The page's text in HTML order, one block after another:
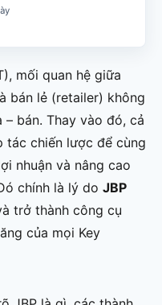
mối quan hệ giữa
bán lẻ (retailer) không
bán. Thay vào đó, cả
tác chiến lược để cùng
nhuận và nâng cao
chính là lý do JBP
trở thành công cụ
của mọi Key